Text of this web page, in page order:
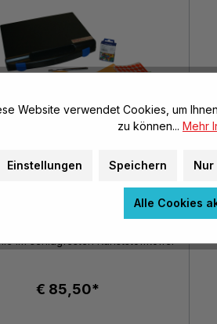
im schlagfesten Kunststoffkoffer
€ 85,50*
Website verwendet Cookies, um
zu können... Mehr
Einstellungen Speichern
Alle Cookies